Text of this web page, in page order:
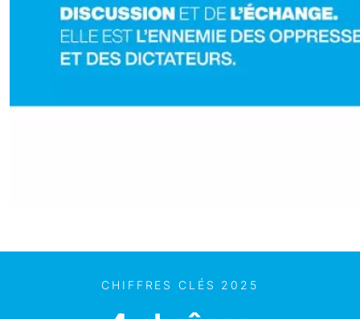
CHIFFRES CLÉS 2025